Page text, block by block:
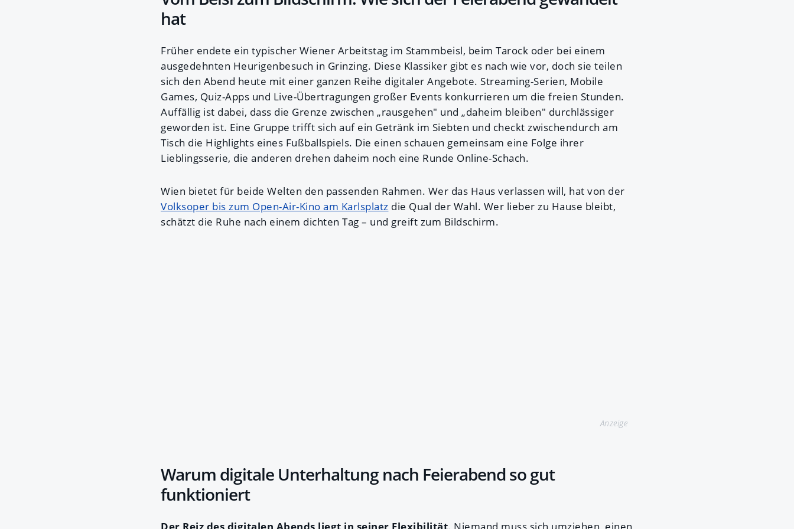
hat
Früher endete ein typischer Wiener Arbeitstag im Stammbeisl, beim Tarock oder bei einem
ausgedehnten Heurigenbesuch in Grinzing. Diese Klassiker gibt es nach wie vor, doch sie teilen
sich den Abend heute mit einer ganzen Reihe digitaler Angebote. Streaming-Serien, Mobile
Games, Quiz-Apps und Live-Übertragungen großer Events konkurrieren um die freien Stunden.
Auffällig ist dabei, dass die Grenze zwischen „rausgehen" und „daheim bleiben" durchlässiger
geworden ist. Eine Gruppe trifft sich auf ein Getränk im Siebten und checkt zwischendurch am
Tisch die Highlights eines Fußballspiels. Die einen schauen gemeinsam eine Folge ihrer
Lieblingsserie, die anderen drehen daheim noch eine Runde Online-Schach.
Wien bietet für beide Welten den passenden Rahmen. Wer das Haus verlassen will, hat von der
Volksoper bis zum Open-Air-Kino am Karlsplatz die Qual der Wahl. Wer lieber zu Hause bleibt,
schätzt die Ruhe nach einem dichten Tag – und greift zum Bildschirm.
Anzeige
Warum digitale Unterhaltung nach Feierabend so gut
funktioniert